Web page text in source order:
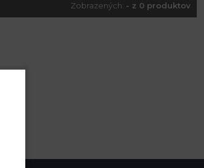
Zobrazených: - z 0 produktov